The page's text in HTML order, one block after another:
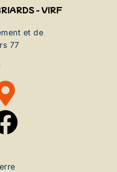
- VIRF
et de
77